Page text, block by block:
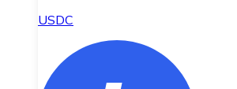
USDC